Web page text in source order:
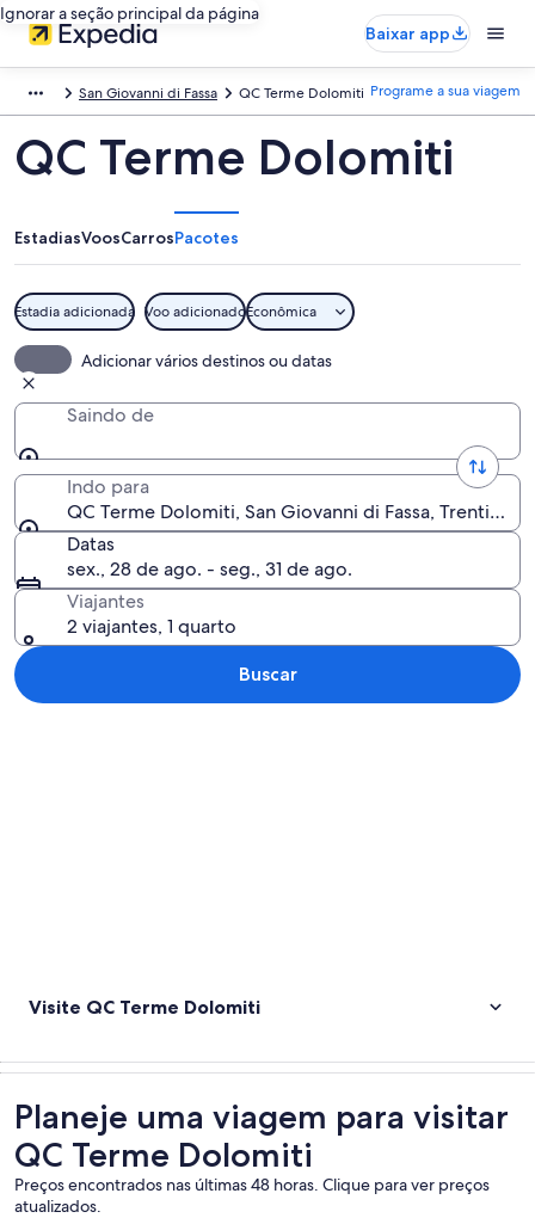
Ignorar a seção principal da página
Baixar app
San Giovanni di Fassa QC Terme Dolomiti Programe a sua viagem
QC Terme Dolomiti
EstadiasVoosCarrosPacotes
Estadia adicionada Voo adicionadoEconômica
Adicionar vários destinos ou datas
Saindo de
Indo para
QC Terme Dolomiti, San Giovanni di Fassa, Trentino-
Datas
sex., 28 de ago. - seg., 31 de ago.
Viajantes
2 viajantes, 1 quarto
Buscar
Visite QC Terme Dolomiti
Planeje uma viagem para visitar
QC Terme Dolomiti
Preços encontrados nas últimas 48 horas. Clique para ver preços
atualizados.